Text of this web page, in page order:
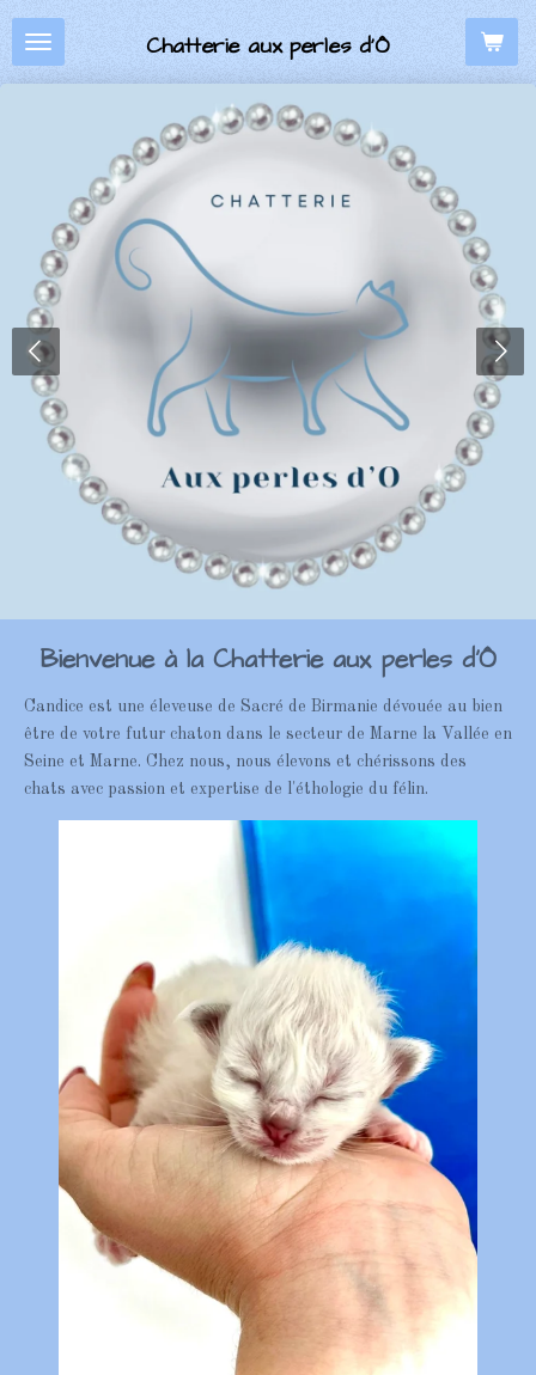
Passer
au
contenu
Chatterie aux perles d’Ô
Bienvenue à la Chatterie aux perles d’Ô
Candice est une éleveuse de Sacré de Birmanie dévouée au bien
être de votre futur chaton dans le secteur de Marne la Vallée en
Seine et Marne. Chez nous, nous élevons et chérissons des
chats avec passion et expertise de l'éthologie du félin.